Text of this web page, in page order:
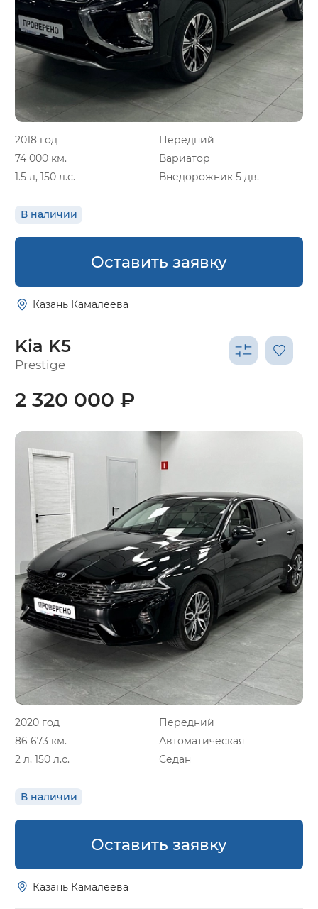
2018 год
Передний
74 000 км.
Вариатор
1.5 л, 150 л.с.
Внедорожник 5 дв.
В наличии
Оставить заявку
Казань Камалеева
Kia K5
Prestige
2020 год
Передний
86 673 км.
Автоматическая
2 л, 150 л.с.
Седан
В наличии
2 320 000 ₽
Оставить заявку
Казань Камалеева